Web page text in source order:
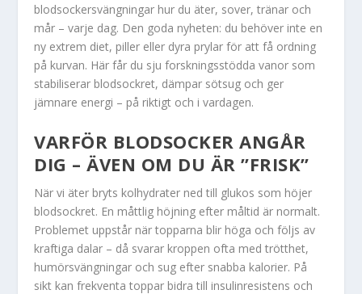
blodsockersvängningar hur du äter, sover, tränar och
mår – varje dag. Den goda nyheten: du behöver inte en
ny extrem diet, piller eller dyra prylar för att få ordning
på kurvan. Här får du sju forskningsstödda vanor som
stabiliserar blodsockret, dämpar sötsug och ger
jämnare energi – på riktigt och i vardagen.
VARFÖR BLODSOCKER ANGÅR
DIG – ÄVEN OM DU ÄR ”FRISK”
När vi äter bryts kolhydrater ned till glukos som höjer
blodsockret. En måttlig höjning efter måltid är normalt.
Problemet uppstår när topparna blir höga och följs av
kraftiga dalar – då svarar kroppen ofta med trötthet,
humörsvängningar och sug efter snabba kalorier. På
sikt kan frekventa toppar bidra till insulinresistens och